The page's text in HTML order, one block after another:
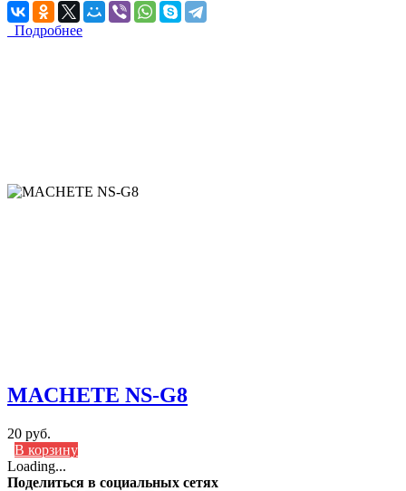
Подробнее
MACHETE NS-G8
20 руб.
В корзину
Loading...
Поделиться в социальных сетях